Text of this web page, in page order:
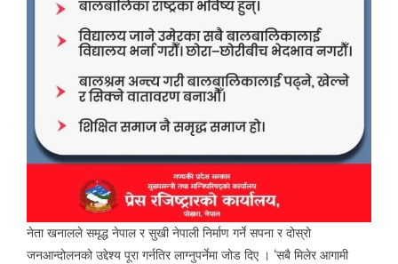
नेता खनालले समृद्ध नेपाल र सुखी नेपाली निर्माण गर्ने सपना र दोस्रो
जनआन्दोलनको उद्देश्य पूरा गर्नतिर लाग्नुपर्नेमा जोड दिए । ‘सबै मिलेर आगामी